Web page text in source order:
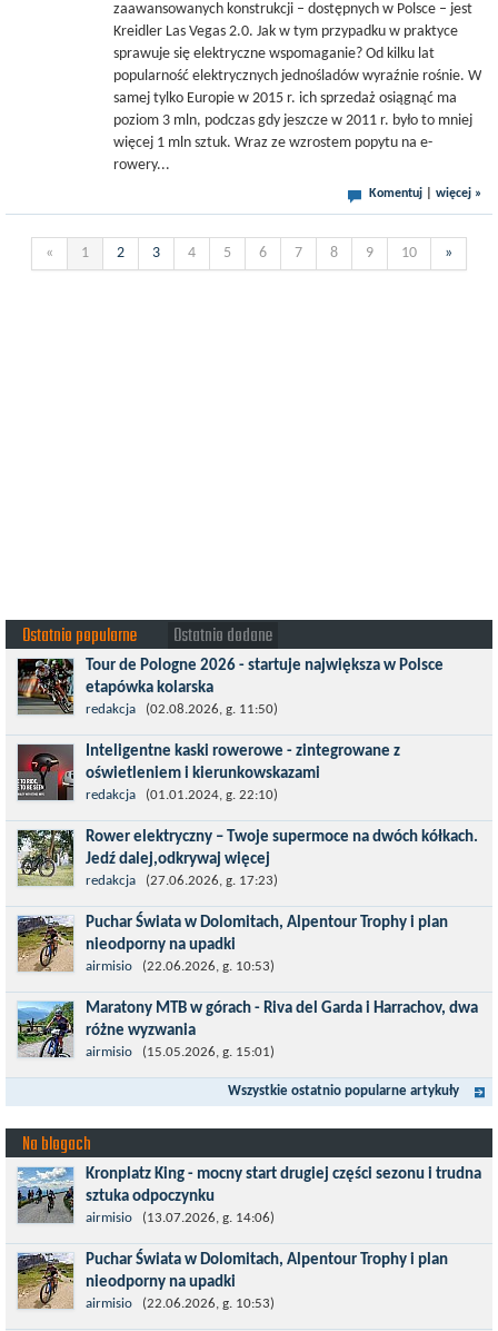
zaawansowanych konstrukcji – dostępnych w Polsce – jest
Kreidler Las Vegas 2.0. Jak w tym przypadku w praktyce
sprawuje się elektryczne wspomaganie? Od kilku lat
popularność elektrycznych jednośladów wyraźnie rośnie. W
samej tylko Europie w 2015 r. ich sprzedaż osiągnąć ma
poziom 3 mln, podczas gdy jeszcze w 2011 r. było to mniej
więcej 1 mln sztuk. Wraz ze wzrostem popytu na e-
rowery...
Komentuj więcej »
« 1 2 3 4 5 6 7 8 9 10 »
Ostatnio popularne Ostatnio dodane
Tour de Pologne 2026 - startuje największa w Polsce
etapówka kolarska
Tour de Pologne 2026 to jedno z najbardziej prestiżowych
wydarzeń sportowych w Polsce. wyścig zaliczany po raz 22. do
prestiżowego cyklu UCI World...
redakcja (02.08.2026, g. 11:50)
Inteligentne kaski rowerowe - zintegrowane z
oświetleniem i kierunkowskazami
Temat bezpieczeństwa jazdy wchodzi na nowy poziom. Do tej
pory kask było odpowiedzialny przede wszystkim za
bezpieczeństwo rowerzysty, ochronę...
redakcja (01.01.2024, g. 22:10)
Rower elektryczny – Twoje supermoce na dwóch kółkach.
Jedź dalej,odkrywaj więcej
Marzenia o dalekich podróżach bez ogromnego zmęczenia stają
się rzeczywistością dzięki nowoczesnym technologiom ukrytym
w jednośladach....
redakcja (27.06.2026, g. 17:23)
Puchar Świata w Dolomitach, Alpentour Trophy i plan
nieodporny na upadki
Czerwiec w moim planie oznaczał wejście w najbardziej
wymagający etap i cel pierwszej części sezonu: Puchar Świata w
maratonie MTB w Dolomitach...
airmisio (22.06.2026, g. 10:53)
Maratony MTB w górach - Riva del Garda i Harrachov, dwa
różne wyzwania
Maj to idealny czas, by z płaskich i szybkich wyścigów przejść do
znacznie bardziej ambitnych wyzwań, jakimi są górskie wyścigi
airmisio (15.05.2026, g. 15:01)
Wszystkie ostatnio popularne artykuły
Na blogach
Kronplatz King - mocny start drugiej części sezonu i trudna
sztuka odpoczynku
Kronplatz King, epicki MTB Maraton z metą na 2275 m we
włoskich Alpach – łącznie 3000 metrów przewyższenia na
dystansie 60 km, ze...
airmisio (13.07.2026, g. 14:06)
Puchar Świata w Dolomitach, Alpentour Trophy i plan
nieodporny na upadki
Czerwiec w moim planie oznaczał wejście w najbardziej
wymagający etap i cel pierwszej części sezonu: Puchar Świata w
airmisio (22.06.2026, g. 10:53)